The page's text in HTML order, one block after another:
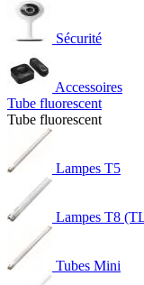
Sécurité
Accessoires
Tube fluorescent
Tube fluorescent
Lampes T5
Lampes T8
Tubes Mini